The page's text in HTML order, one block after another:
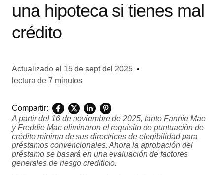
una hipoteca si tienes mal
crédito
Actualizado el 15 de sept del 2025 •
lectura de 7 minutos
Compartir:
A partir del 16 de noviembre de 2025, tanto Fannie Mae
y Freddie Mac eliminaron el requisito de puntuación de
crédito mínima de sus directrices de elegibilidad para
préstamos convencionales. Ahora la aprobación del
préstamo se basará en una evaluación de factores
generales de riesgo crediticio.